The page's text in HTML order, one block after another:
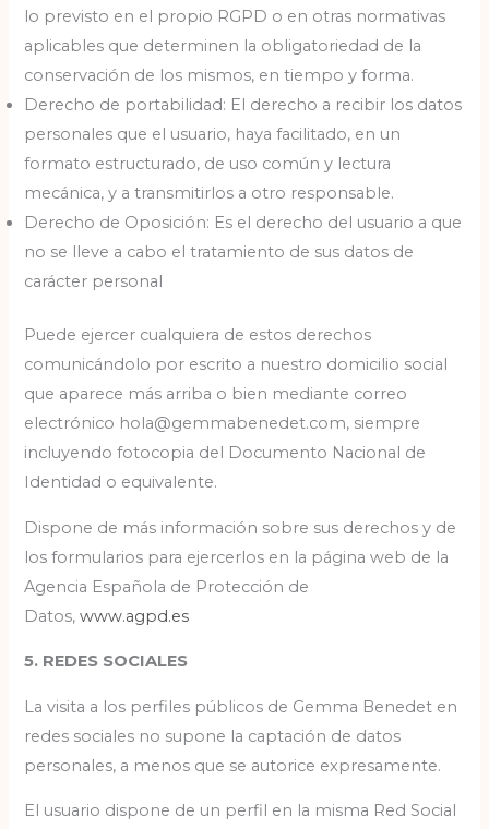
lo previsto en el propio RGPD o en otras normativas
aplicables que determinen la obligatoriedad de la
conservación de los mismos, en tiempo y forma.
Derecho de portabilidad: El derecho a recibir los datos
personales que el usuario, haya facilitado, en un
formato estructurado, de uso común y lectura
mecánica, y a transmitirlos a otro responsable.
Derecho de Oposición: Es el derecho del usuario a que
no se lleve a cabo el tratamiento de sus datos de
carácter personal
Puede ejercer cualquiera de estos derechos
comunicándolo por escrito a nuestro domicilio social
que aparece más arriba o bien mediante correo
electrónico hola@gemmabenedet.com, siempre
incluyendo fotocopia del Documento Nacional de
Identidad o equivalente.
Dispone de más información sobre sus derechos y de
los formularios para ejercerlos en la página web de la
Agencia Española de Protección de
Datos,www.agpd.es
5. REDES SOCIALES
La visita a los perfiles públicos de Gemma Benedet en
redes sociales no supone la captación de datos
personales, a menos que se autorice expresamente.
El usuario dispone de un perfil en la misma Red Social